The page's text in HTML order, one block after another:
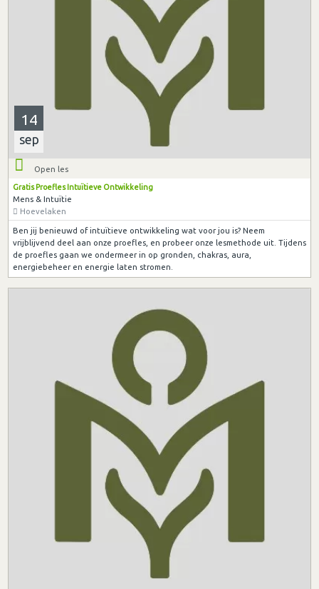
14
sep
Open les
Gratis Proefles Intuïtieve Ontwikkeling
Mens & Intuïtie
Hoevelaken
Ben jij benieuwd of intuïtieve ontwikkeling wat voor jou is? Neem
vrijblijvend deel aan onze proefles, en probeer onze lesmethode uit. Tijdens
de proefles gaan we ondermeer in op gronden, chakras, aura,
energiebeheer en energie laten stromen.